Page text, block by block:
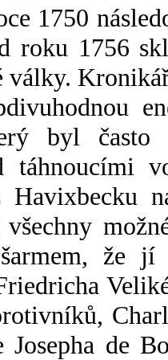
1750
roku 1756
války.
byl
táhnoucími
že jí
Josepha de